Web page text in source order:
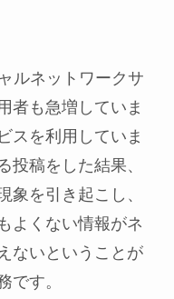
ルネットワークサ
者も急増していま
スを利用していま
投稿をした結果、
象を引き起こし、
よくない情報がネ
ないということが
です。